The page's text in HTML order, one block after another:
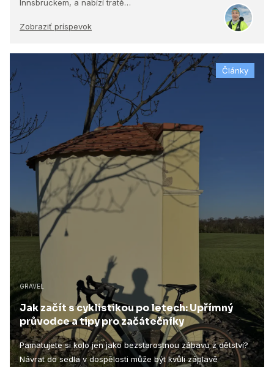
Innsbruckem, a nabízí tratě…
Zobraziť príspevok
Články
GRAVEL
Jak začít s cyklistikou po letech: Upřímný
průvodce a tipy pro začátečníky
Pamatujete si kolo jen jako bezstarostnou zábavu z dětství?
Návrat do sedla v dospělosti může být kvůli záplavě